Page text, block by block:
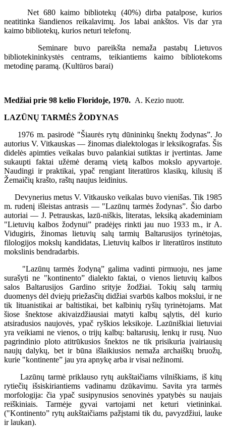
Net 680 kaimo bibliotekų (40%) dirba patalpose, kurios
neatitinka šiandienos reikalavimų. Jos labai ankštos. Vis dar yra
kaimo bibliotekų, kurios neturi telefonų.
Seminare buvo pareikšta nemaža pastabų Lietuvos
bibliotekininkystės centrams, teikiantiems kaimo bibliotekoms
metodinę paramą. (Kultūros barai)
Medžiai prie 98 kelio Floridoje, 1970. A. Kezio nuotr.
LAZŪNŲ TARMĖS ŽODYNAS
1976 m. pasirodė "Šiaurės rytų dūnininkų šnektų žodynas”. Jo
autorius V. Vitkauskas — žinomas dialektologas ir leksikografas. Šis
didelės apimties veikalas buvo palankiai sutiktas ir įvertintas. Jame
sukaupti faktai užėmė deramą vietą kalbos mokslo apyvartoje.
Naudingi ir praktikai, ypač rengiant literatūros klasikų, kilusių iš
Žemaičių krašto, raštų naujus leidinius.
Devynerius metus V. Vitkausko veikalas buvo vienišas. Tik 1985
m. rudenį išleistas antrasis — "Lazūnų tarmės žodynas”. Šio darbo
autoriai — J. Petrauskas, lazū-niškis, literatas, leksiką akademiniam
"Lietuvių kalbos žodynui” pradėjęs rinkti jau nuo 1933 m., ir A.
Vidugiris, žinomas lietuvių salų tarmių Baltarusijos tyrinėtojas,
filologijos mokslų kandidatas, Lietuvių kalbos ir literatūros instituto
mokslinis bendradarbis.
"Lazūnų tarmės žodyną” galima vadinti pirmuoju, nes jame
surašyti ne "kontinento” dialekto faktai, o vienos lietuvių kalbos
salos Baltarusijos Gardino srityje žodžiai. Tokių salų tarmių
duomenys dėl dviejų priežasčių didžiai svarbūs kalbos mokslui, ir ne
tik lituanistikai ar baltistikai, bet kalbinių ryšių tyrinėtojams. Mat
šiose šnektose akivaizdžiausiai matyti kalbų sąlytis, dėl kurio
atsiradusios naujovės, ypač ryškios leksikoje. Lazūniškiai lietuviai
yra veikiami ne vienos, o trijų kalbų: baltarusių, lenkų ir rusų. Nuo
pagrindinio ploto atitrūkusios šnektos ne tik prisikuria įvairiausių
naujų dalykų, bet ir būna išlaikiusios nemaža archaiškų bruožų,
kurie "kontinente” jau yra apnykę arba ir visai nežinomi.
Lazūnų tarmė priklauso rytų aukštaičiams vilniškiams, iš kitų
rytiečių išsiskiriantiems vadinamu dzūkavimu. Savita yra tarmės
morfologija: čia ypač susipynusios senovinės ypatybės su naujais
reiškiniais. Tarmėje gyvai vartojami net keturi vietininkai.
("Kontinento” rytų aukštaičiams pažįstami tik du, pavyzdžiui, lauke
ir laukan).